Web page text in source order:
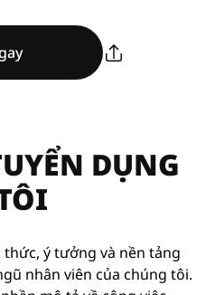
DỤNG
​​thức, ý tưởng và nền tảng
nhân viên của chúng tôi.